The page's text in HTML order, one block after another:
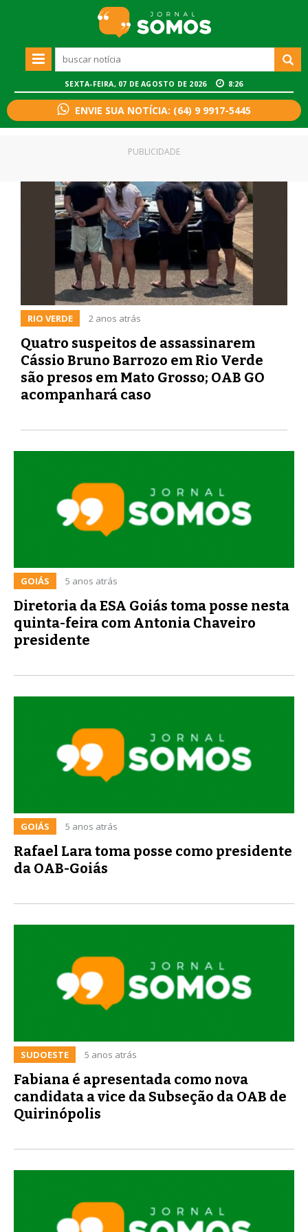
SEXTA-FEIRA, 07 DE AGOSTO DE 2026 8:26
ENVIE SUA NOTÍCIA: (64) 9 9917-5445
RIO VERDE 2 anos atrás
Quatro suspeitos de assassinarem
Cássio Bruno Barrozo em Rio Verde
são presos em Mato Grosso; OAB GO
acompanhará caso
PUBLICIDADE
GOIÁS 5 anos atrás
Diretoria da ESA Goiás toma posse nesta
quinta-feira com Antonia Chaveiro
presidente
GOIÁS 5 anos atrás
Rafael Lara toma posse como presidente
da OAB-Goiás
SUDOESTE 5 anos atrás
Fabiana é apresentada como nova
candidata a vice da Subseção da OAB de
Quirinópolis